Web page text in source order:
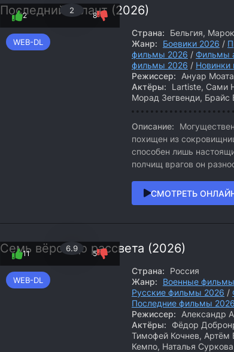
Последний атлант (2026)
WEB-DL
2
2 8
Страна:
Бельгия,
Жанр:
Боевики 2026 /
фильмы 2026 / Фильмы
фильмы 2026 / Новинки
Режиссер:
Ануар
Актёры:
Lartiste, Сами
Морад Зегвенди, Брайс
Описание:
похищен из
способен лишь
полчищ врагов он
СМОТРЕТЬ
Семь вёрст до рассвета (2026)
WEB-DL
6.9
11 5
Страна:
Россия
Жанр:
Военные
Русские фильмы 2026 /
Последние фильмы 2026
Режиссер:
Александр
Актёры:
Фёдор
Тимофей Кочнев, Артём
Кемпо, Наталья